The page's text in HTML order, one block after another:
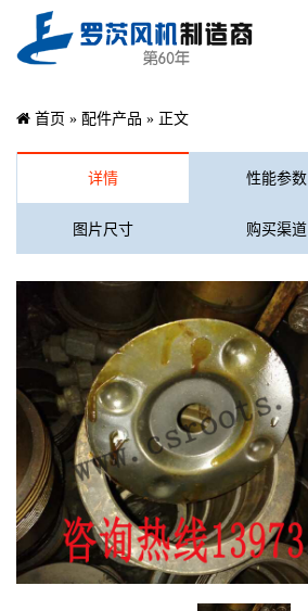
首页 » 配件产品 » 正文
详情 性能参数
图片尺寸 购买渠道